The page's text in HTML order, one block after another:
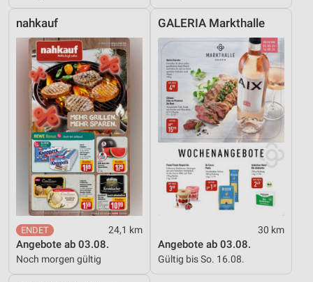
nahkauf
24,1 km
Angebote ab 03.08.
Noch morgen gültig
GALERIA Markthalle
30 km
Angebote ab 03.08.
Gültig bis So. 16.08.